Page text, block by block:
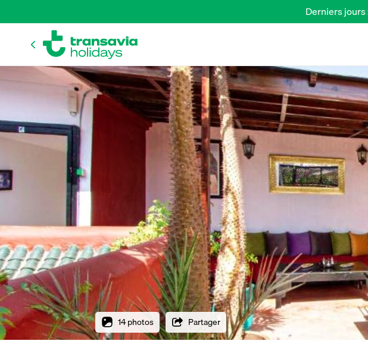
Derniers jours
14 photos Partager